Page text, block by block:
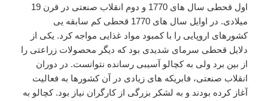
اول قحطی سال های 1770 و دوم انقلاب صنعتی در قرن 19
میلادی. در اوایل سال های 1770 قحطی کم سابقه یی
کشورهای اروپایی را با کمبود مواد غذایی مواجه کرد. یکی از
دلایل قحطی سرمای شدیدی بود که دیگر محصولات زراعتی را
از بین برد ولی به کچالو آسیبی رسانده نتوانست. در دوران
انقلاب صنعتی، فابریکه های زیادی در آن کشورها به فعالیت
آغاز کرده بودند و به لشکر بزرگی از کارگران نیاز بود. کچالو به